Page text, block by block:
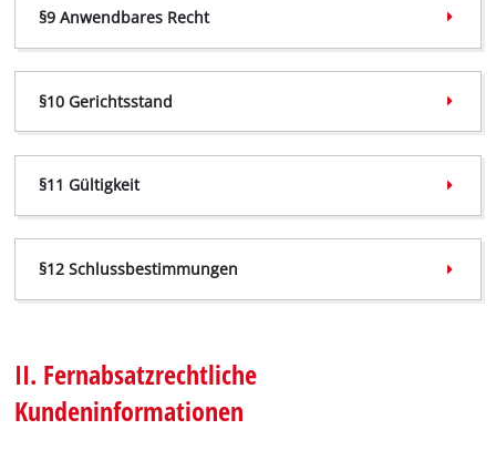
§9 Anwendbares Recht
§10 Gerichtsstand
§11 Gültigkeit
§12 Schlussbestimmungen
II. Fernabsatzrechtliche
Kundeninformationen